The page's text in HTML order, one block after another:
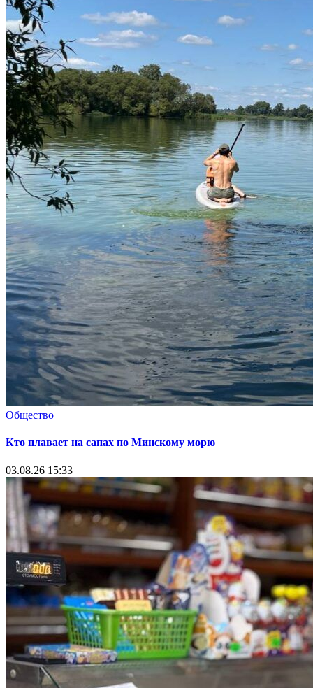
Общество
Кто плавает на сапах по Минскому морю
03.08.26 15:33